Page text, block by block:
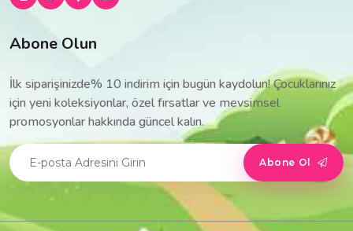
Abone Olun
İlk siparişinizde% 10 indirim için bugün kaydolun! Çocuklarınız
için yeni koleksiyonlar, özel fırsatlar ve mevsimsel
promosyonlar hakkında güncel kalın.
Abone Ol